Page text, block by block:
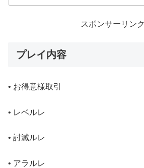
スポンサーリンク
プレイ内容
• お得意様取引
• レベルレ
• 討滅ルレ
• アラルレ